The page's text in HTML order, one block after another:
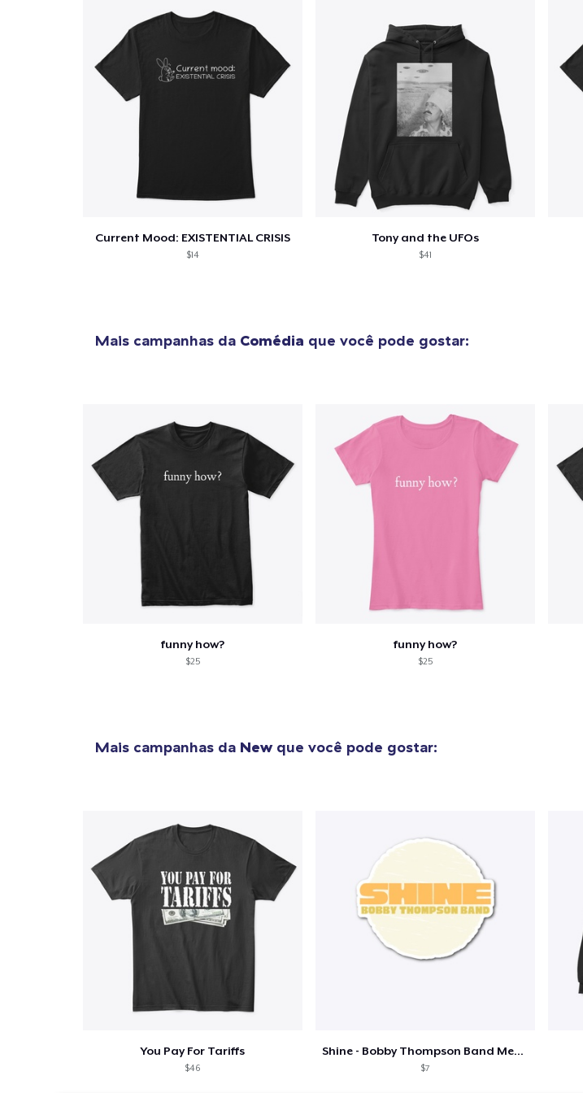
Current Mood: EXISTENTIAL CRISIS
$14
Tony and the UFOs
$41
Mais campanhas da Comédia que você pode gostar:
funny how?
$25
funny how?
$25
Mais campanhas da Newque você pode gostar:
You Pay For Tariffs
$46
Shine - Bobby Thompson Band Merch
$7
US$ 33,00